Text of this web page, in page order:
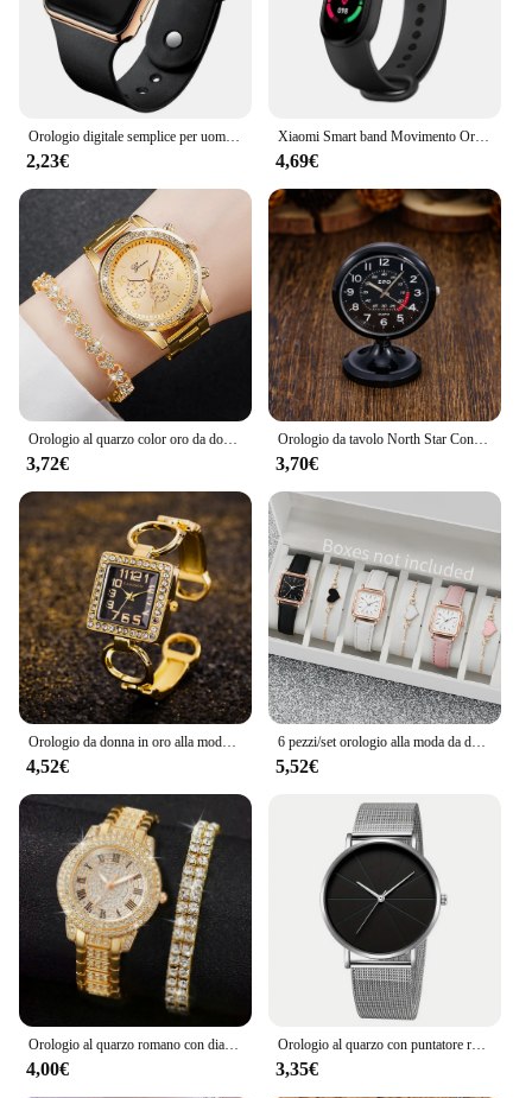
Orologio digitale semplice per uomo donna moda sport LED orologio elettronico cinturino in silicone nero orologio da uomo casual Reloj Hombre
2,23€
Xiaomi Smart band Movimento Orologio Conteggio passi Bluetooth Sincrono Informazioni sul telefono Smartwatch per uomini Donne Studenti 2025 Nuovo
4,69€
Orologio al quarzo color oro da donna alla moda in acciaio inossidabile e bracciale con diamanti
3,72€
Orologio da tavolo North Star Controlla l'ora Orologio da comodino Semplice allarme elettronico Orologio da tavolo con luce notturna Orologio al quarzo Orologio da tasca
3,70€
Orologio da donna in oro alla moda Bracciale rigido in acciaio inossidabile Orologi di lusso per donna Orologio da polso al quarzo da donna Relogio
4,52€
6 pezzi/set orologio alla moda da donna quadrato quadrante semplice orologio al quarzo in pelle con set di braccialetti d'amore
5,52€
Orologio al quarzo romano con diamante pieno in lega di moda di lusso con set regalo con bracciale a doppia fila di diamanti
4,00€
Orologio al quarzo con puntatore rotondo Casual orologio da polso con cinturino in maglia analogico con quadrante Geo grande per donna uomo
3,35€